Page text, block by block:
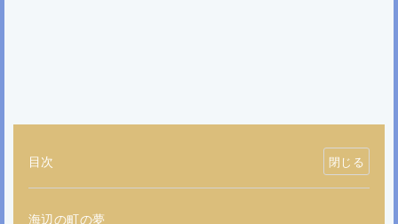
目次
海辺の町の夢